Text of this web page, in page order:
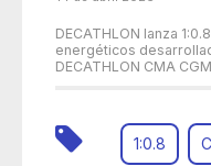
DECATHLON lanza
energéticos
DECATHLON CMA
1:0.8